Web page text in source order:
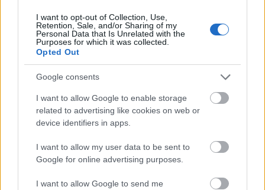
I want to opt-out of Collection, Use,
Retention, Sale, and/or Sharing of my
Personal Data that Is Unrelated with the
Purposes for which it was collected.
Opted Out
Google consents
I want to allow Google to enable storage
related to advertising like cookies on web or
device identifiers in apps.
I want to allow my user data to be sent to
Google for online advertising purposes.
I want to allow Google to send me
MÚMIA SÍROK TITKAI, ELHAGYOTT ÉPÍTMÉNYEK
SZEMBE MERSZ NÉZNI AZZAL, AKIVÉ